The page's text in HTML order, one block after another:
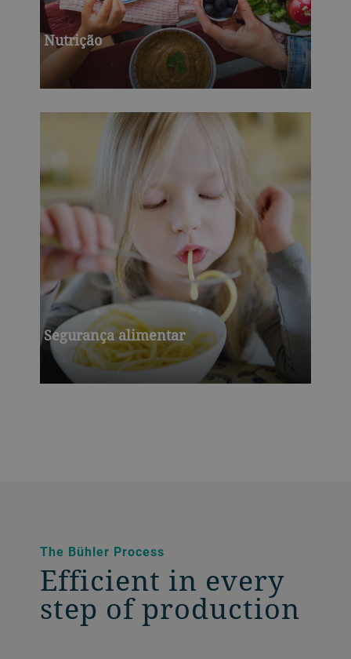
Nutrição
Segurança alimentar
The Bühler Process
Efficient in every
step of production